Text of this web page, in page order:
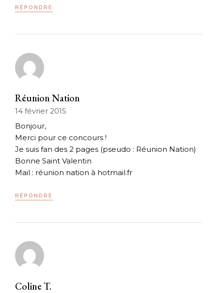
RÉPONDRE
Réunion Nation
14 février 2015
Bonjour,
Merci pour ce concours !
Je suis fan des 2 pages (pseudo : Réunion Nation)
Bonne Saint Valentin
Mail : réunion nation à hotmail.fr
RÉPONDRE
Coline T.